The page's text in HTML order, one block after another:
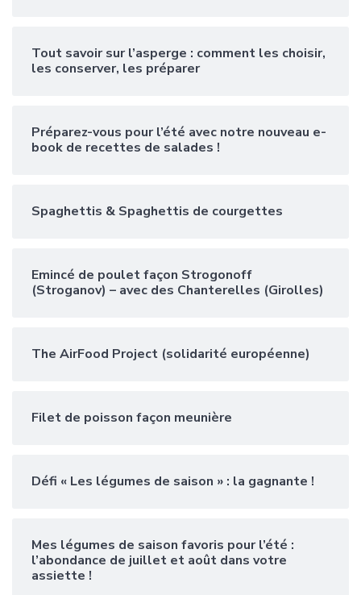
Tout savoir sur l’asperge : comment les choisir,
les conserver, les préparer
Préparez-vous pour l’été avec notre nouveau e-
book de recettes de salades !
Spaghettis & Spaghettis de courgettes
Emincé de poulet façon Strogonoff
(Stroganov) – avec des Chanterelles (Girolles)
The AirFood Project (solidarité européenne)
Filet de poisson façon meunière
Défi « Les légumes de saison » : la gagnante !
Mes légumes de saison favoris pour l’été :
l’abondance de juillet et août dans votre
assiette !